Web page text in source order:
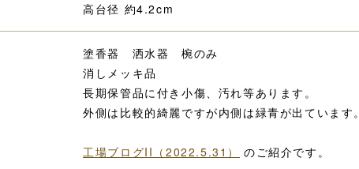
高台径 約4.2cm
塗香器 洒水器 椀のみ
消しメッキ品
長期保管品に付き小傷、汚れ等あります。
外側は比較的綺麗ですが内側は緑青が出ています。
工場ブログII（2022.5.31） のご紹介です。